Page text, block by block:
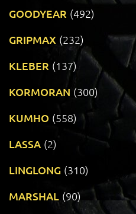
GOODYEAR (492)
GRIPMAX (232)
KLEBER (137)
KORMORAN (300)
KUMHO (558)
LASSA (2)
LINGLONG (310)
MARSHAL (90)